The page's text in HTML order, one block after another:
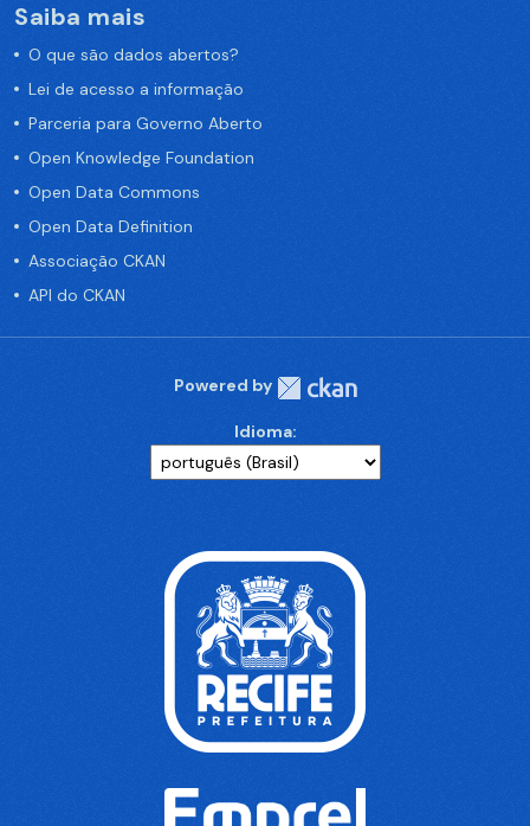
Saiba mais
O que são dados abertos?
Lei de acesso a informação
Parceria para Governo Aberto
Open Knowledge Foundation
Open Data Commons
Open Data Definition
Associação CKAN
API do CKAN
Powered by
Idioma